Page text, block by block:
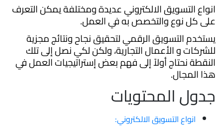
انواع التسويق الالكتروني عديدة ومختلفة يمكن التعرف
على كل نوع والتخصص به في العمل.
يستخدم التسويق الرقمي لتحقيق نجاح ونتائج مجزية
للشركات و الأعمال التجارية، ولكن لكي نصل إلى تلك
النقطة نحتاج أولاً إلى فهم بعض إستراتيجيات العمل في
هذا المجال.
جدول المحتويات
انواع التسويق الالكتروني: